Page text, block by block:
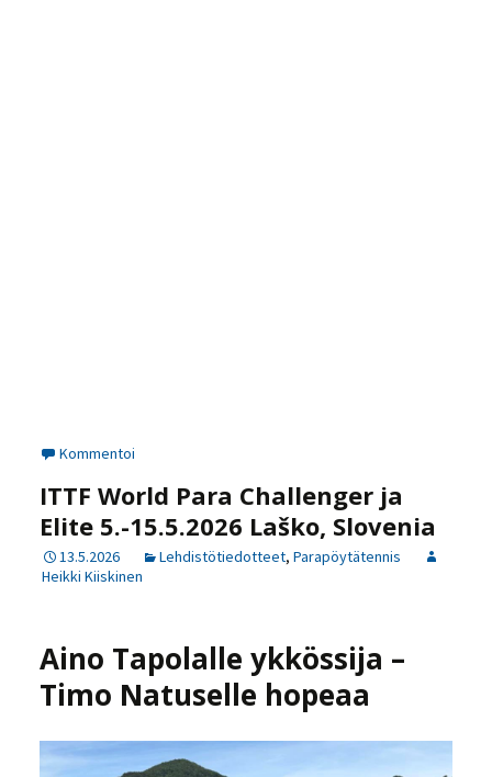
Kommentoi
ITTF World Para Challenger ja
Elite 5.-15.5.2026 Laško, Slovenia
13.5.2026 Lehdistötiedotteet, Parapöytätennis
Heikki Kiiskinen
Aino Tapolalle ykkössija –
Timo Natuselle hopeaa